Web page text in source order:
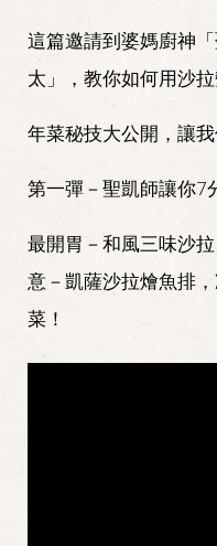
這篇邀請到婆媽廚神
太」，教你如何用沙拉
年菜秘技大公開，讓
第一彈－聖凱師讓你7
最開胃－和風三味沙
意－凱薩沙拉燴魚排
菜！